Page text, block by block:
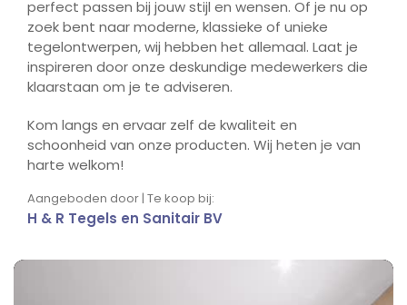
perfect passen bij jouw stijl en wensen. Of je nu op
zoek bent naar moderne, klassieke of unieke
tegelontwerpen, wij hebben het allemaal. Laat je
inspireren door onze deskundige medewerkers die
klaarstaan om je te adviseren.
Kom langs en ervaar zelf de kwaliteit en
schoonheid van onze producten. Wij heten je van
harte welkom!
Aangeboden door | Te koop bij:
H & R Tegels en Sanitair BV